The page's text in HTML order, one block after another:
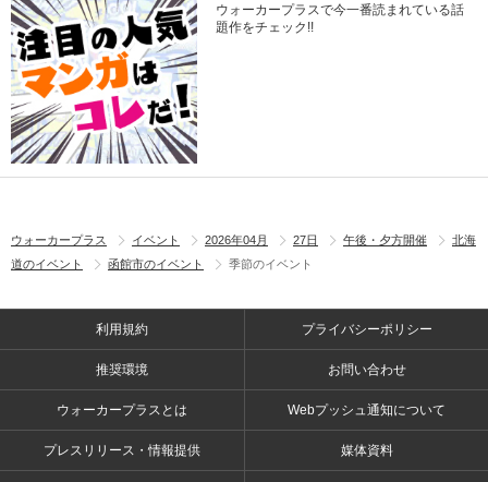
ウォーカープラスで今一番読まれている話
題作をチェック!!
ウォーカープラス イベント 2026年04月 27日 午後・夕方開催
北海
道のイベント
函館市のイベント 季節のイベント
利用規約 プライバシーポリシー
推奨環境 お問い合わせ
ウォーカープラスとは Webプッシュ通知について
プレスリリース・情報提供 媒体資料